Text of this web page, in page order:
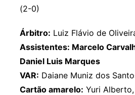
(2-0)
Árbitro: Luiz Flávio de
Assistentes: Marcelo
Daniel Luis Marques
VAR: Daiane Muniz dos
Cartão amarelo: Yuri Alberto,